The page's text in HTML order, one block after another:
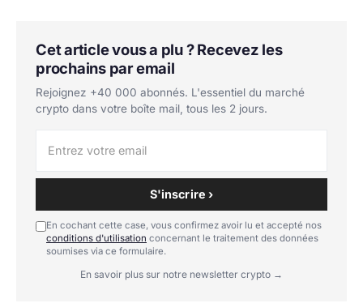
Cet article vous a plu ? Recevez les
prochains par email
Rejoignez +40 000 abonnés. L'essentiel du marché
crypto dans votre boîte mail, tous les 2 jours.
S'inscrire ›
En cochant cette case, vous confirmez avoir lu et accepté nos
conditions d'utilisation concernant le traitement des données
soumises via ce formulaire.
En savoir plus sur notre newsletter crypto →